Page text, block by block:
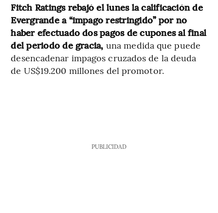
Fitch Ratings rebajó el lunes la calificación de
Evergrande a “impago restringido” por no
haber efectuado dos pagos de cupones al final
del periodo de gracia, una medida que puede
desencadenar impagos cruzados de la deuda
de US$19.200 millones del promotor.
PUBLICIDAD